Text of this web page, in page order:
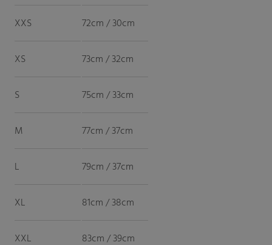
XXS 72cm / 30cm
XS 73cm / 32cm
S 75cm / 33cm
M 77cm / 37cm
L 79cm / 37cm
XL 81cm / 38cm
XXL 83cm / 39cm